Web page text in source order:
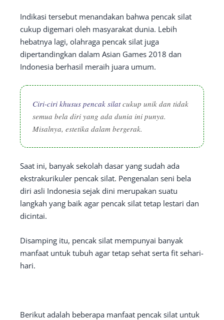
Indikasi tersebut menandakan bahwa pencak silat
cukup digemari oleh masyarakat dunia. Lebih
hebatnya lagi, olahraga pencak silat juga
dipertandingkan dalam Asian Games 2018 dan
Indonesia berhasil meraih juara umum.
Ciri-ciri khusus pencak silatcukup unik dan tidak
semua bela diri yang ada dunia ini punya.
Misalnya, estetika dalam bergerak.
Saat ini, banyak sekolah dasar yang sudah ada
ekstrakurikuler pencak silat. Pengenalan seni bela
diri asli Indonesia sejak dini merupakan suatu
langkah yang baik agar pencak silat tetap lestari dan
dicintai.
Disamping itu, pencak silat mempunyai banyak
manfaat untuk tubuh agar tetap sehat serta fit sehari-
hari.
Berikut adalah beberapa manfaat pencak silat untuk